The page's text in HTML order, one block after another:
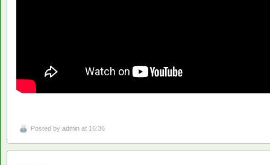
Posted by admin at 16:36